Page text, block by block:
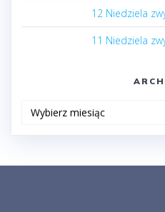
12 Niedziela
11 Niedziela